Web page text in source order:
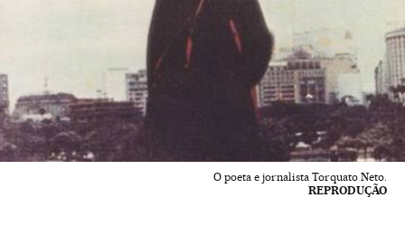
O poeta e jornalista Torquato Neto.
REPRODUÇÃO